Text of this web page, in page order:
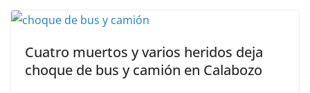
Cuatro muertos y varios heridos deja
choque de bus y camión en Calabozo